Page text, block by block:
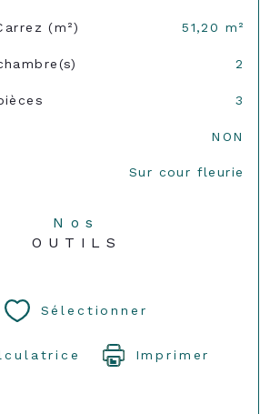
(m²) 51,20 m²
2
3
NON
Sur cour fleurie
Nos
OUTILS
Sélectionner
Imprimer